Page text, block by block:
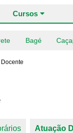
Cursos
Bagé
Atuação